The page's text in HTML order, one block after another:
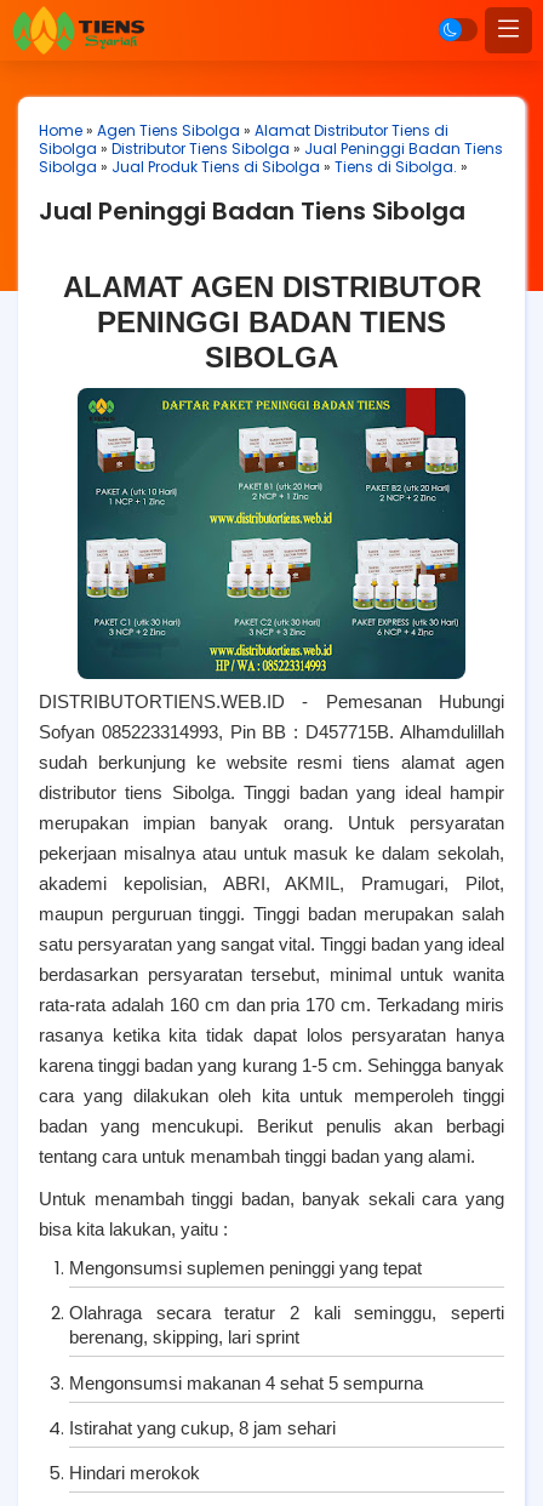
Home» Agen Tiens Sibolga » Alamat Distributor Tiens di
Sibolga » Distributor Tiens Sibolga » Jual Peninggi Badan Tiens
Sibolga » Jual Produk Tiens di Sibolga » Tiens di Sibolga. »
Jual Peninggi Badan Tiens Sibolga
ALAMAT AGEN DISTRIBUTOR
PENINGGI BADAN TIENS
SIBOLGA
DISTRIBUTORTIENS.WEB.ID - Pemesanan Hubungi
Sofyan 085223314993, Pin BB : D457715B. Alhamdulillah
sudah berkunjung ke website resmi tiens alamat agen
distributor tiens Sibolga. Tinggi badan yang ideal hampir
merupakan impian banyak orang. Untuk persyaratan
pekerjaan misalnya atau untuk masuk ke dalam sekolah,
akademi kepolisian, ABRI, AKMIL, Pramugari, Pilot,
maupun perguruan tinggi. Tinggi badan merupakan salah
satu persyaratan yang sangat vital. Tinggi badan yang ideal
berdasarkan persyaratan tersebut, minimal untuk wanita
rata-rata adalah 160 cm dan pria 170 cm. Terkadang miris
rasanya ketika kita tidak dapat lolos persyaratan hanya
karena tinggi badan yang kurang 1-5 cm. Sehingga banyak
cara yang dilakukan oleh kita untuk memperoleh tinggi
badan yang mencukupi. Berikut penulis akan berbagi
tentang cara untuk menambah tinggi badan yang alami.
Untuk menambah tinggi badan, banyak sekali cara yang
bisa kita lakukan, yaitu :
Mengonsumsi suplemen peninggi yang tepat
Olahraga secara teratur 2 kali seminggu, seperti
berenang, skipping, lari sprint
Mengonsumsi makanan 4 sehat 5 sempurna
Istirahat yang cukup, 8 jam sehari
Hindari merokok